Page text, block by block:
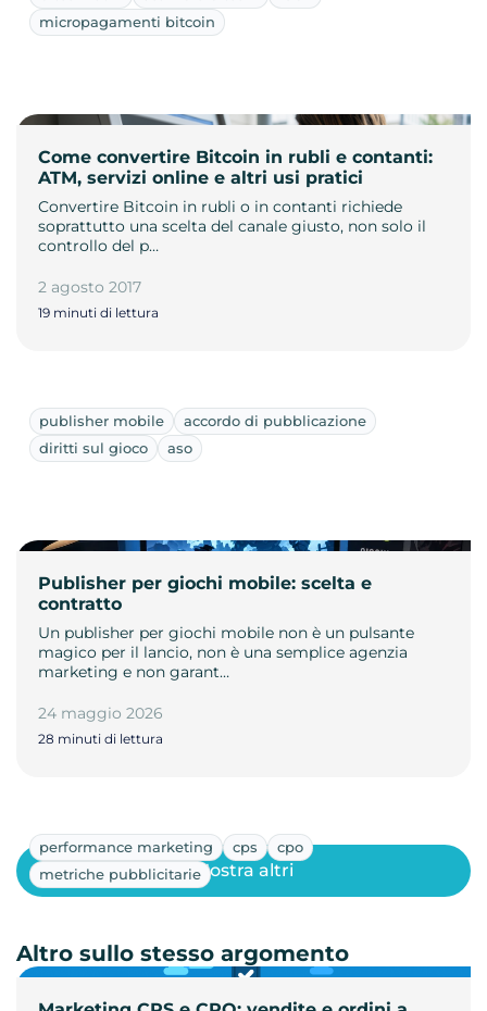
micropagamenti bitcoin
Come convertire Bitcoin in rubli e contanti:
ATM, servizi online e altri usi pratici
Convertire Bitcoin in rubli o in contanti richiede
soprattutto una scelta del canale giusto, non solo il
controllo del p…
2 agosto 2017
19 minuti di lettura
publisher mobile
accordo di pubblicazione
diritti sul gioco
aso
Publisher per giochi mobile: scelta e
contratto
Un publisher per giochi mobile non è un pulsante
magico per il lancio, non è una semplice agenzia
marketing e non garant…
24 maggio 2026
28 minuti di lettura
performance marketing cps
cpo
metriche pubblicitarieMostra altri
Altro sullo stesso argomento